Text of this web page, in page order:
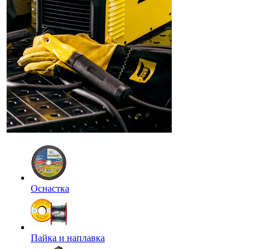
Оснастка
Пайка и наплавка